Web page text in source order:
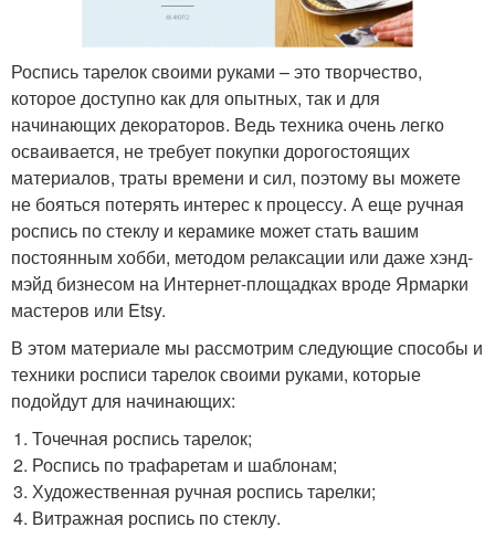
Роспись тарелок своими руками – это творчество,
которое доступно как для опытных, так и для
начинающих декораторов. Ведь техника очень легко
осваивается, не требует покупки дорогостоящих
материалов, траты времени и сил, поэтому вы можете
не бояться потерять интерес к процессу. А еще ручная
роспись по стеклу и керамике может стать вашим
постоянным хобби, методом релаксации или даже хэнд-
мэйд бизнесом на Интернет-площадках вроде Ярмарки
мастеров или Etsy.
В этом материале мы рассмотрим следующие способы и
техники росписи тарелок своими руками, которые
подойдут для начинающих:
Точечная роспись тарелок;
Роспись по трафаретам и шаблонам;
Художественная ручная роспись тарелки;
Витражная роспись по стеклу.